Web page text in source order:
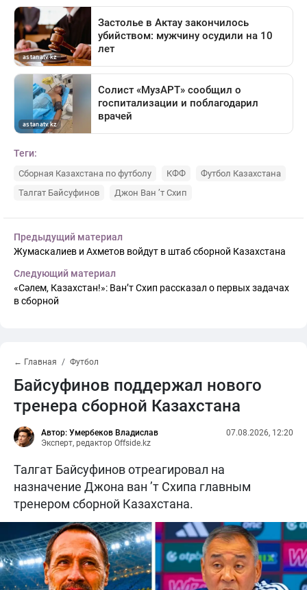
Теги:
Сборная Казахстана по футболу КФФ
Футбол Казахстана
Талгат Байсуфинов
Джон Ван ’т Схип
Предыдущий материал
Жумаскалиев и Ахметов войдут в штаб сборной Казахстана
Следующий материал
«Сәлем, Казахстан!»: Ван’т Схип рассказал о первых задачах
в сборной
← Главная Футбол
Байсуфинов поддержал нового
тренера сборной Казахстана
Автор: Умербеков Владислав
Эксперт, редактор Offside.kz
07.08.2026, 12:20
Талгат Байсуфинов отреагировал на
назначение Джона ван ’т Схипа главным
тренером сборной Казахстана.